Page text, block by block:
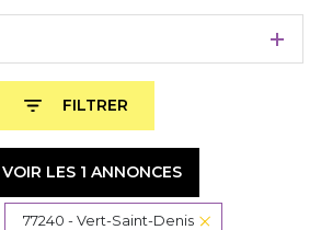
FILTRER
VOIR LES 1 ANNONCES
77240 - Vert-Saint-Denis